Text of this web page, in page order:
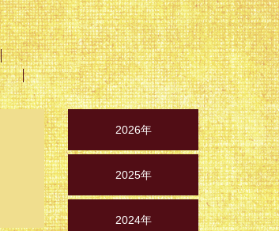
2026年
2025年
2024年